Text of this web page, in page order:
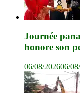
Journée
honore son
06/08/202606/